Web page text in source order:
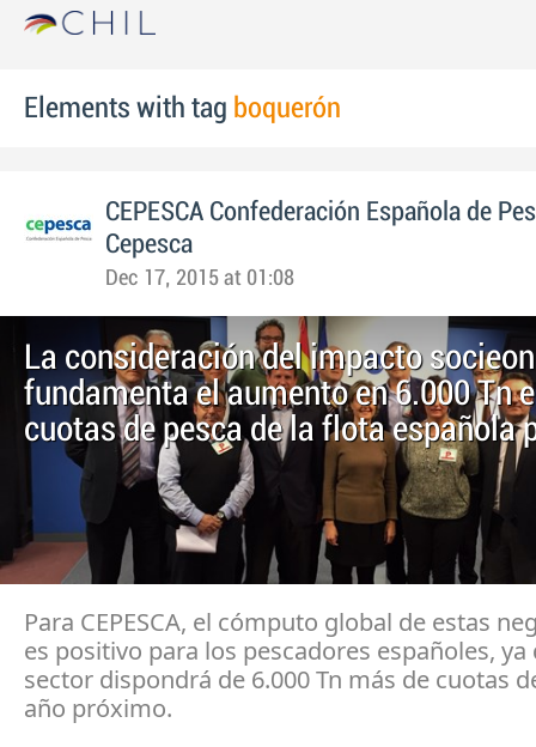
Elements with tag boquerón
CEPESCA Confederación Española de
Cepesca
Dec 17, 2015 at 01:08
La consideración del impacto
fundamenta el aumento en 6.000 Tn
cuotas de pesca de la flota española
Para CEPESCA, el cómputo global de estas
es positivo para los pescadores españoles, ya
sector dispondrá de 6.000 Tn más de cuotas
año próximo.